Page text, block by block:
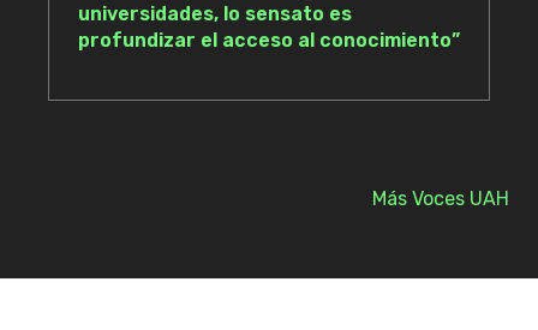
universidades, lo sensato es
profundizar el acceso al conocimiento”
Más Voces UAH